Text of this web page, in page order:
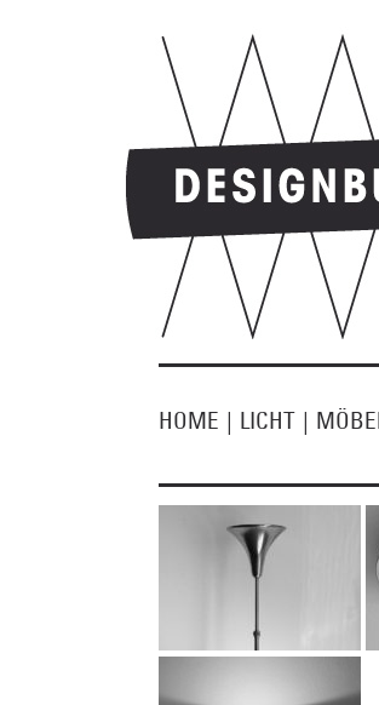
HOME | LICHT |